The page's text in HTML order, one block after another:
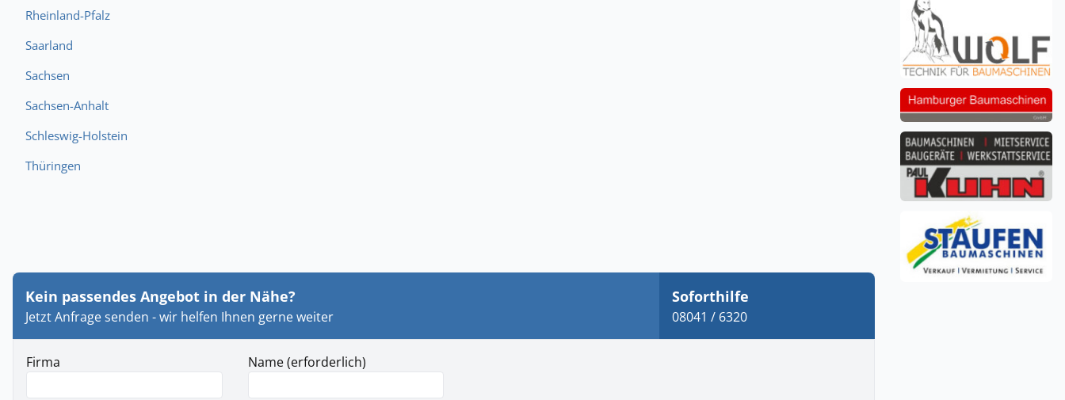
Rheinland-Pfalz
Saarland
Sachsen
Sachsen-Anhalt
Schleswig-Holstein
Thüringen
Kein passendes Angebot in der Nähe?
Jetzt Anfrage senden - wir helfen Ihnen gerne weiter
Soforthilfe
08041 / 6320
Firma Name (erforderlich)